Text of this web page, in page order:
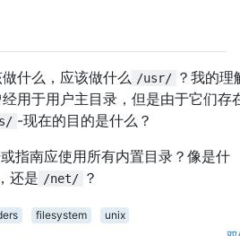
什么，应该做什么 /usr/ ？我的理
经用于用户主目录，但是由于它们存
-现在的目的是什么？
指南应使用所有内置目录？像是什
，还是 /net/ ？
filesystem
unix